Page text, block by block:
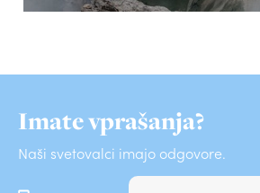
Imate vprašanja?
Naši svetovalci imajo odgovore.